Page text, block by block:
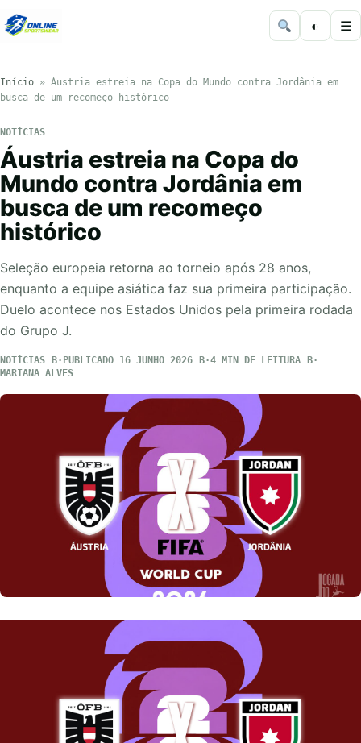
◐ ☰
Início » Áustria estreia na Copa do Mundo contra Jordânia em
busca de um recomeço histórico
NOTÍCIAS
Áustria estreia na Copa do
Mundo contra Jordânia em
busca de um recomeço
histórico
Seleção europeia retorna ao torneio após 28 anos,
enquanto a equipe asiática faz sua primeira participação.
Duelo acontece nos Estados Unidos pela primeira rodada
do Grupo J.
NOTÍCIAS PUBLICADO 16 JUNHO 2026
4 MIN DE LEITURA
MARIANA ALVES